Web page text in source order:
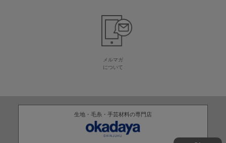
メルマガ
について
生地・毛糸・手芸材料の専門店